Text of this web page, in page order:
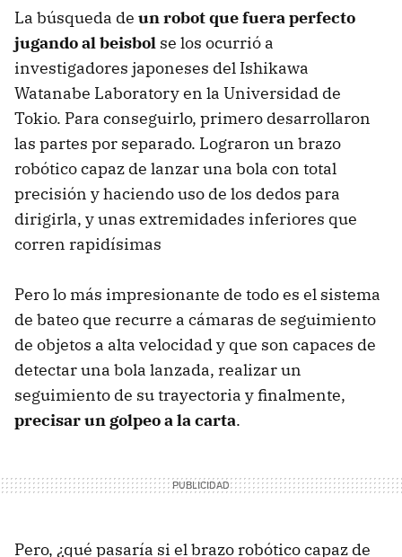
La búsqueda de un robot que fuera perfecto
jugando al beisbol se los ocurrió a
investigadores japoneses del Ishikawa
Watanabe Laboratory en la Universidad de
Tokio. Para conseguirlo, primero desarrollaron
las partes por separado. Lograron un brazo
robótico capaz de lanzar una bola con total
precisión y haciendo uso de los dedos para
dirigirla, y unas extremidades inferiores que
corren rapidísimas
Pero lo más impresionante de todo es el sistema
de bateo que recurre a cámaras de seguimiento
de objetos a alta velocidad y que son capaces de
detectar una bola lanzada, realizar un
seguimiento de su trayectoria y finalmente,
precisar un golpeo a la carta.
Pero, ¿qué pasaría si el brazo robótico capaz de